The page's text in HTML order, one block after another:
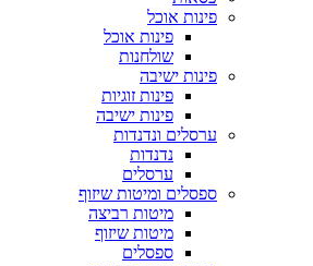
פינות אוכל
פינות אוכל
שולחנות
פינות ישיבה
פינות זוגיות
פינות ישיבה
ערסלים ונדנדות
נדנדות
ערסלים
ספסלים ומיטות שיזוף
מיטות רביצה
מיטות שיזוף
ספסלים